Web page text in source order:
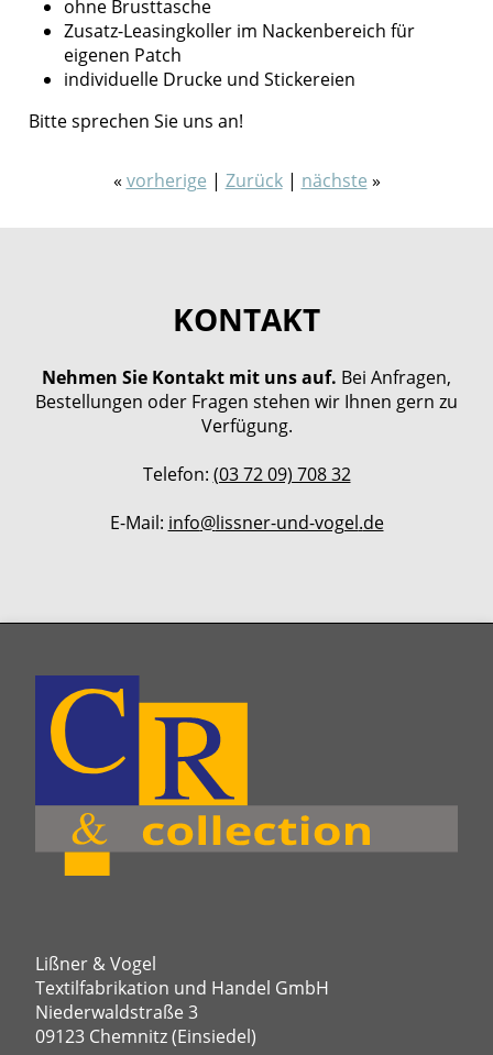
ohne Brusttasche
Zusatz-Leasingkoller im Nackenbereich für
eigenen Patch
individuelle Drucke und Stickereien
Bitte sprechen Sie uns an!
« vorherige | Zurück| nächste »
KONTAKT
Nehmen Sie Kontakt mit uns auf. Bei Anfragen,
Bestellungen oder Fragen stehen wir Ihnen gern zu
Verfügung.
Telefon: (03 72 09) 708 32
E-Mail: info@lissner-und-vogel.de
Lißner & Vogel
Textilfabrikation und Handel GmbH
Niederwaldstraße 3
09123 Chemnitz (Einsiedel)